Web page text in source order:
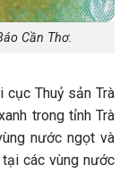
Cần Thơ.
cục Thuỷ sản Trà
trong tỉnh Trà
nước ngọt và
các vùng nước